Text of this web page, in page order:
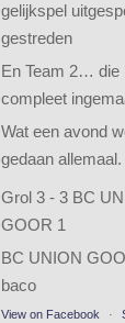
gelijkspel
gestreden
En Team 2… die
compleet
Wat een avond
gedaan allemaal.
Grol 3 - 3 BC
GOOR 1
BC UNION
baco
View on Facebook ·